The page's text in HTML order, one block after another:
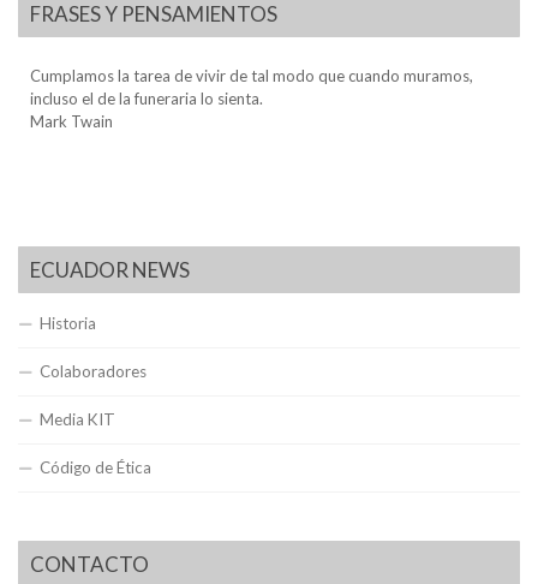
FRASES Y PENSAMIENTOS
Cumplamos la tarea de vivir de tal modo que cuando muramos,
incluso el de la funeraria lo sienta.
Mark Twain
ECUADOR NEWS
Historia
Colaboradores
Media KIT
Código de Ética
CONTACTO